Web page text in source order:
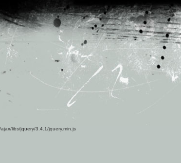
libs/jquery/3.4.1/jquery.min.js